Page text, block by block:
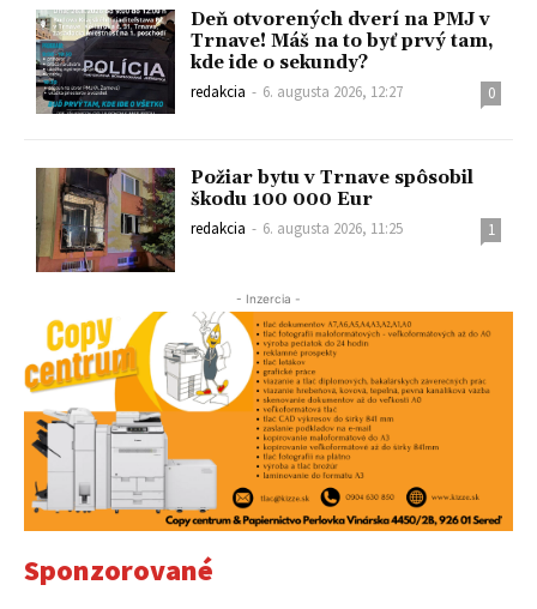
Deň otvorených dverí na PMJ v
Trnave! Máš na to byť prvý tam,
kde ide o sekundy?
redakcia - 6. augusta 2026, 12:27 0
Požiar bytu v Trnave spôsobil
škodu 100 000 Eur
redakcia - 6. augusta 2026, 11:25 1
- Inzercia -
Sponzorované